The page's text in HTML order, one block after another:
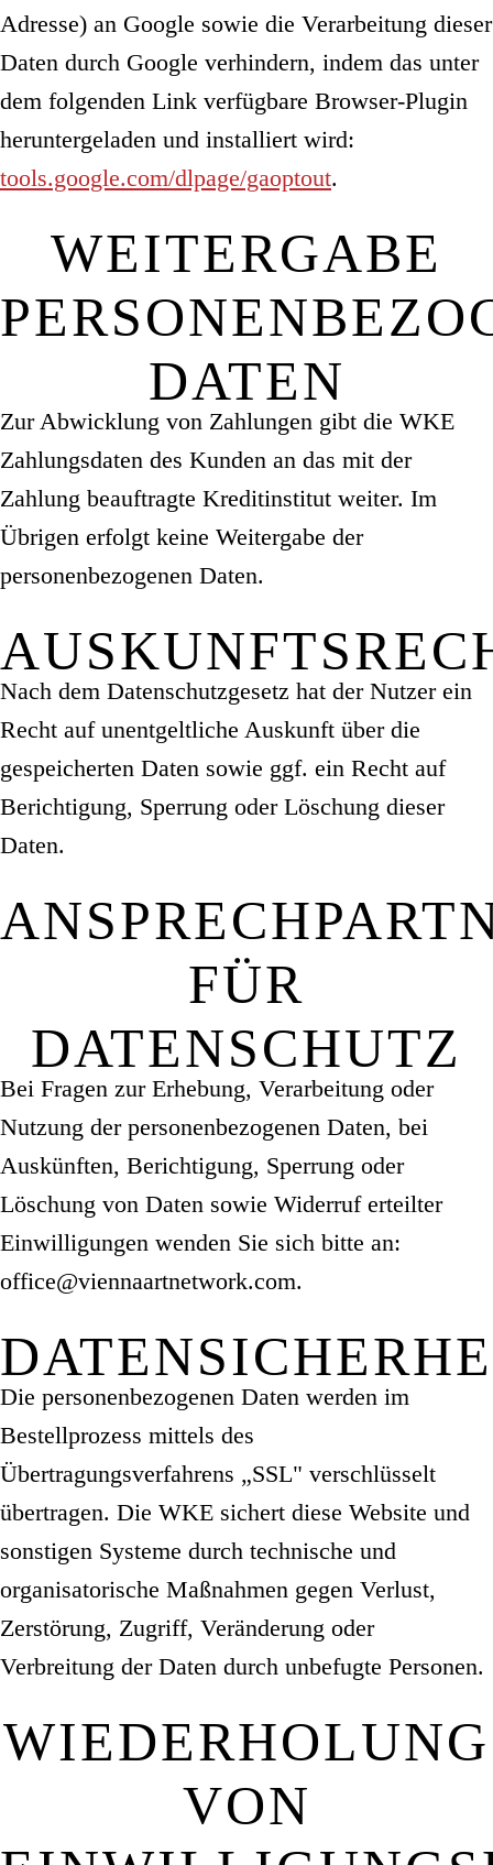
Adresse) an Google sowie die Verarbeitung dieser
Daten durch Google verhindern, indem das unter
dem folgenden Link verfügbare Browser-Plugin
heruntergeladen und installiert wird:
tools.google.com/dlpage/gaoptout.
WEITERGABE
DATEN
Zur Abwicklung von Zahlungen gibt die WKE
Zahlungsdaten des Kunden an das mit der
Zahlung beauftragte Kreditinstitut weiter. Im
Übrigen erfolgt keine Weitergabe der
personenbezogenen Daten.
Nach dem Datenschutzgesetz hat der Nutzer ein
Recht auf unentgeltliche Auskunft über die
gespeicherten Daten sowie ggf. ein Recht auf
Berichtigung, Sperrung oder Löschung dieser
Daten.
FÜR
DATENSCHUTZ
Bei Fragen zur Erhebung, Verarbeitung oder
Nutzung der personenbezogenen Daten, bei
Auskünften, Berichtigung, Sperrung oder
Löschung von Daten sowie Widerruf erteilter
Einwilligungen wenden Sie sich bitte an:
office@viennaartnetwork.com.
Die personenbezogenen Daten werden im
Bestellprozess mittels des
Übertragungsverfahrens „SSL" verschlüsselt
übertragen. Die WKE sichert diese Website und
sonstigen Systeme durch technische und
organisatorische Maßnahmen gegen Verlust,
Zerstörung, Zugriff, Veränderung oder
Verbreitung der Daten durch unbefugte Personen.
WIEDERHOLUNG
VON